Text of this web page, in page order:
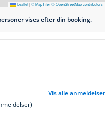
Leaflet|© MapTiler© OpenStreetMap contributors
vises efter din booking.
Vis alle anmeldelser